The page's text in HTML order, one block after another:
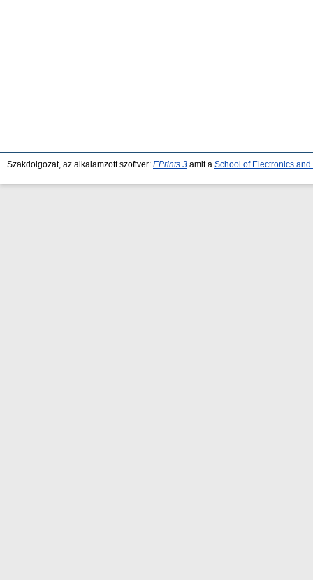
Szakdolgozat, az alkalamzott szoftver: EPrints 3 amit a School of Electronics